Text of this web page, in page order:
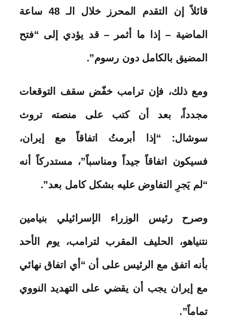
قائلاً إن التقدم المحرز خلال الـ 48 ساعة
الماضية – إذا ما أثمر – قد يؤدي إلى “فتح
المضيق بالكامل دون رسوم”.
ومع ذلك، فإن ترامب خفّض سقف التوقعات
مجدداً، بعد أن كتب على منصته تروث
سوشال: “إذا أبرمتُ اتفاقاً مع إيران،
فسيكون اتفاقاً جيداً ومناسباً”، مستدركاً أنه
“لم يَجرِ التفاوض عليه بشكل كامل بعد”.
وصرح رئيس الوزراء الإسرائيلي بنيامين
نتنياهو، الحليف المقرب لترامب، يوم الأحد
بأنه اتفق مع الرئيس على أن “أي اتفاق نهائي
مع إيران يجب أن يقضي على التهديد النووي
تماماً”.